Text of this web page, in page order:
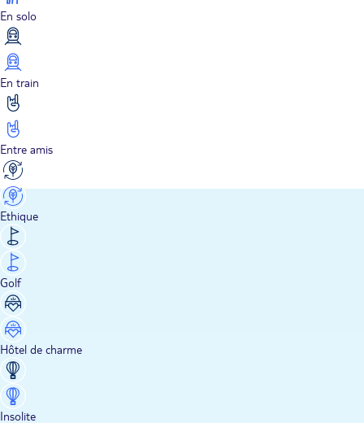
En solo
En train
Entre amis
Ethique
Golf
Hôtel de charme
Insolite